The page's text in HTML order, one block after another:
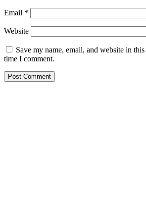
Email *
Website
Save my name, email, and website in
time I comment.